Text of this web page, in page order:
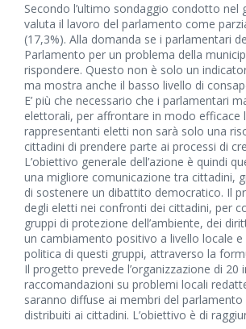
Secondo l’ultimo sondaggio condotto
valuta il lavoro del parlamento come
(17,3%). Alla domanda se i parlamentari
Parlamento per un problema della
rispondere. Questo non è solo un
ma mostra anche il basso livello di
E’ più che necessario che i parlamentari
elettorali, per affrontare in modo efficace
rappresentanti eletti non sarà solo una
cittadini di prendere parte ai processi di
L’obiettivo generale dell’azione è quindi
una migliore comunicazione tra cittadini,
di sostenere un dibattito democratico. Il
degli eletti nei confronti dei cittadini, per
gruppi di protezione dell’ambiente, dei
un cambiamento positivo a livello locale
politica di questi gruppi, attraverso la
Il progetto prevede l’organizzazione di
raccomandazioni su problemi locali
saranno diffuse ai membri del
distribuiti ai cittadini. L’obiettivo è di